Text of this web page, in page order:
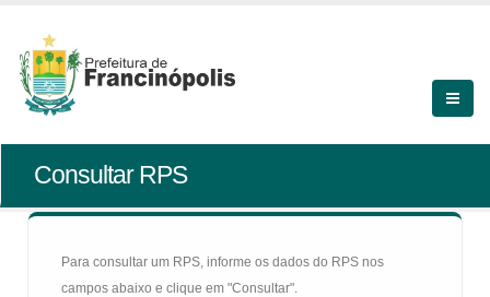
Consultar RPS
Para consultar um RPS, informe os dados do RPS nos
campos abaixo e clique em "Consultar".